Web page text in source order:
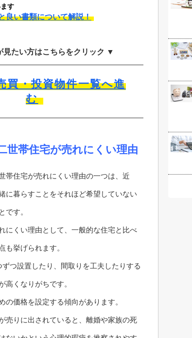
す
良い書類について解説！
見たい方はこちらをクリック ▼
買・投資物件一覧へ進
む
世帯住宅が売れにくい理由
帯住宅が売れにくい理由の一つは、近
に暮らすことをそれほど希望していない
です。
にくい理由として、一般的な住宅と比べ
も挙げられます。
つ設置したり、間取りを工夫したりする
高くなりがちです。
の価格を設定する傾向があります。
売りに出されていると、離婚や家族の死